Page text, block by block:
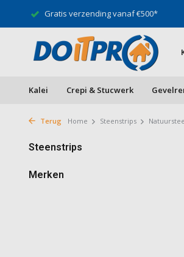
Gratis verzending vanaf €500*
Kalei Crepi & Stucwerk
Terug Home Steenstrips
Steenstrips
Merken